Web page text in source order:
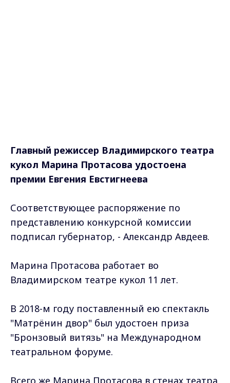
Главный режиссер Владимирского театра
кукол Марина Протасова удостоена
премии Евгения Евстигнеева
Соответствующее распоряжение по
представлению конкурсной комиссии
подписал губернатор, - Александр Авдеев.
Марина Протасова работает во
Владимирском театре кукол 11 лет.
В 2018-м году поставленный ею спектакль
"Матрёнин двор" был удостоен приза
"Бронзовый витязь" на Международном
театральном форуме.
Всего же Марина Протасова в стенах театра